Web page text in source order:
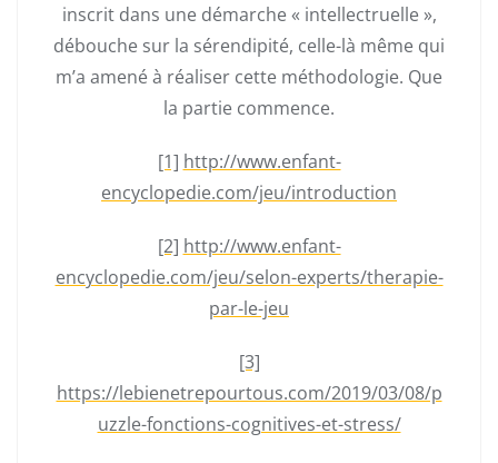
inscrit dans une démarche « intellectruelle »,
débouche sur la sérendipité, celle-là même qui
m’a amené à réaliser cette méthodologie. Que
la partie commence.
[1] http://www.enfant-
encyclopedie.com/jeu/introduction
[2] http://www.enfant-
encyclopedie.com/jeu/selon-experts/therapie-
par-le-jeu
[3]
https://lebienetrepourtous.com/2019/03/08/p
uzzle-fonctions-cognitives-et-stress/